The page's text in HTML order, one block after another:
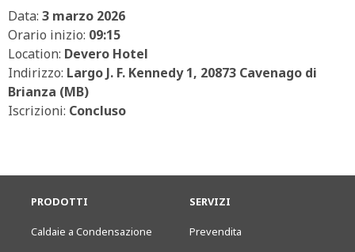
Data: 3 marzo 2026
Orario inizio: 09:15
Location: Devero Hotel
Indirizzo: Largo J. F. Kennedy 1, 20873 Cavenago di
Brianza (MB)
Iscrizioni: Concluso
PRODOTTI
Caldaie a Condensazione
SERVIZI
Prevendita